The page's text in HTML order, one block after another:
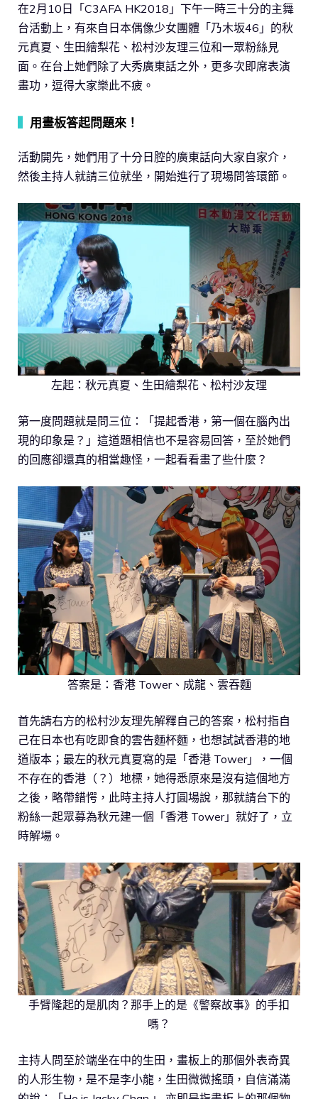
在2月10日「C3AFA HK2018」下午一時三十分的主舞
台活動上，有來自日本偶像少女團體「乃木坂46」的秋
元真夏、生田繪梨花、松村沙友理三位和一眾粉絲見
面。在台上她們除了大秀廣東話之外，更多次即席表演
畫功，逗得大家樂此不疲。
用畫板答起問題來！
活動開先，她們用了十分日腔的廣東話向大家自家介，
然後主持人就請三位就坐，開始進行了現場問答環節。
左起：秋元真夏、生田繪梨花、松村沙友理
第一度問題就是問三位：「提起香港，第一個在腦內出
現的印象是？」這道題相信也不是容易回答，至於她們
的回應卻還真的相當趣怪，一起看看畫了些什麼？
答案是：香港 Tower、成龍、雲吞麵
首先請右方的松村沙友理先解釋自己的答案，松村指自
己在日本也有吃即食的雲告麵杯麵，也想試試香港的地
道版本；最左的秋元真夏寫的是「香港 Tower」，一個
不存在的香港（？）地標，她得悉原來是沒有這個地方
之後，略帶錯愕，此時主持人打圓場說，那就請台下的
粉絲一起眾募為秋元建一個「香港 Tower」就好了，立
時解場。
手臂隆起的是肌肉？那手上的是《警察故事》的手扣
嗎？
主持人問至於端坐在中的生田，畫板上的那個外表奇異
的人形生物，是不是李小龍，生田微微搖頭，自信滿滿